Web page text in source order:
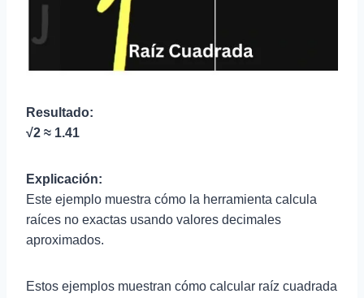
Resultado:
√2 ≈ 1.41
Explicación:
Este ejemplo muestra cómo la herramienta calcula
raíces no exactas usando valores decimales
aproximados.
Estos ejemplos muestran cómo calcular raíz cuadrada